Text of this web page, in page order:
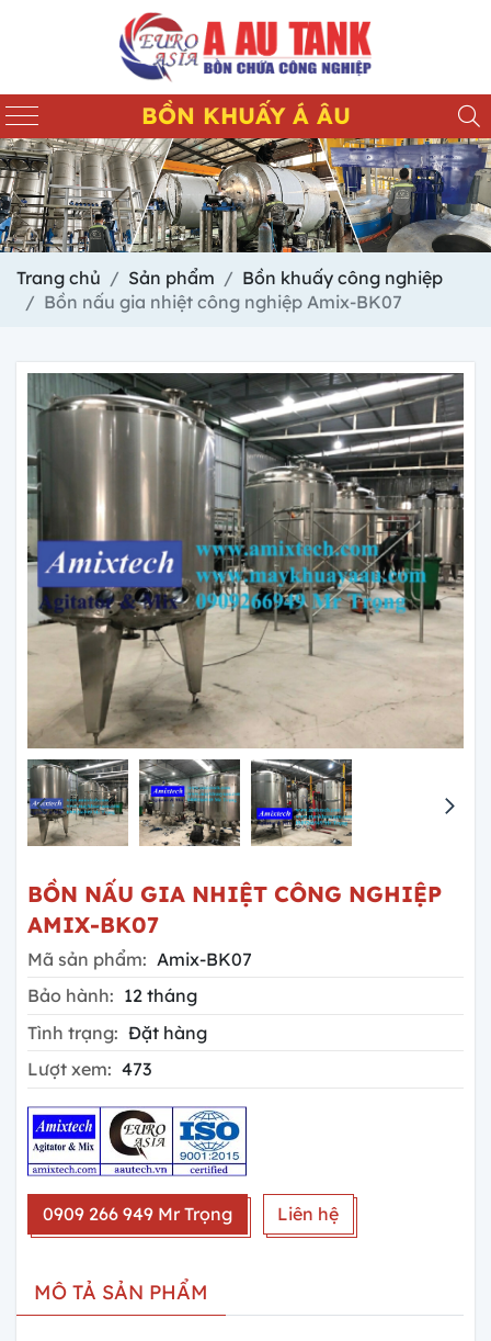
BỒN KHUẤY Á ÂU
Trang chủ Sản phẩm
Bồn khuấy công nghiệp
Bồn nấu gia nhiệt công nghiệp Amix-BK07
BỒN NẤU GIA NHIỆT CÔNG NGHIỆP
AMIX-BK07
Mã sản phẩm: Amix-BK07
Bảo hành: 12 tháng
Tình trạng: Đặt hàng
Lượt xem: 473
0909 266 949 Mr Trọng Liên hệ
MÔ TẢ SẢN PHẨM